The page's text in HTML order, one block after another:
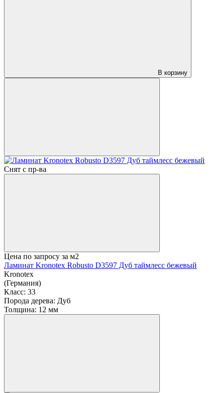
В корзину
Снят с пр-ва
Цена по запросу за м2
Ламинат Kronotex Robusto D3597 Дуб таймлесс бежевый
Kronotex
(Германия)
Класс: 33
Порода дерева: Дуб
Толщина: 12 мм